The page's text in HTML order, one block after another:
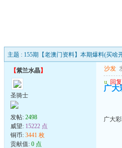
主题 : 155期【老澳门资料】本期爆料(买啥
【紫兰水晶】
圣骑士
发帖: 2498
威望: 15222 点
铜币: 3441 枚
贡献值: 0 点
沙发
u 回复
广大
广大